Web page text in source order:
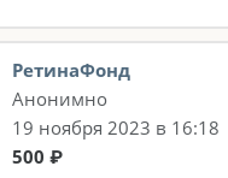
РетинаФонд
Анонимно
19 ноября 2023 в 16:18
500 ₽